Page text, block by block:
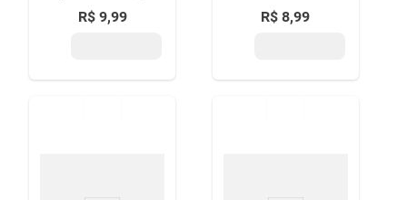
R$ 9,99 R$ 8,99